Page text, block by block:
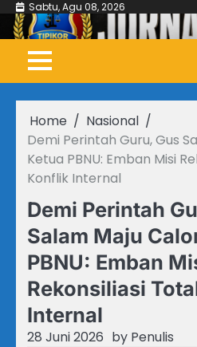
Skip
content
Sabtu, Agu 08, 2026
Home
Nasional
Demi Perintah Guru, Gus
Ketua PBNU: Emban Misi
Konflik Internal
Demi Perintah
Salam Maju
PBNU: Emban
Rekonsiliasi
Internal
28 Juni 2026 by Penulis